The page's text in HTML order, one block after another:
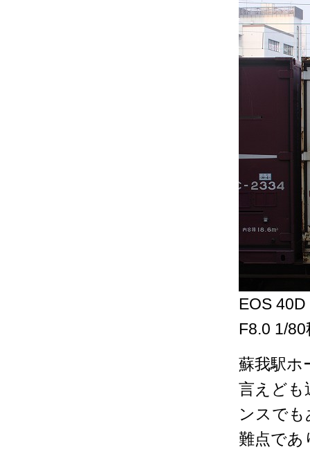
EOS
F8.0 1/80
蘇我駅ホ
言えども
ンスで
難点であ